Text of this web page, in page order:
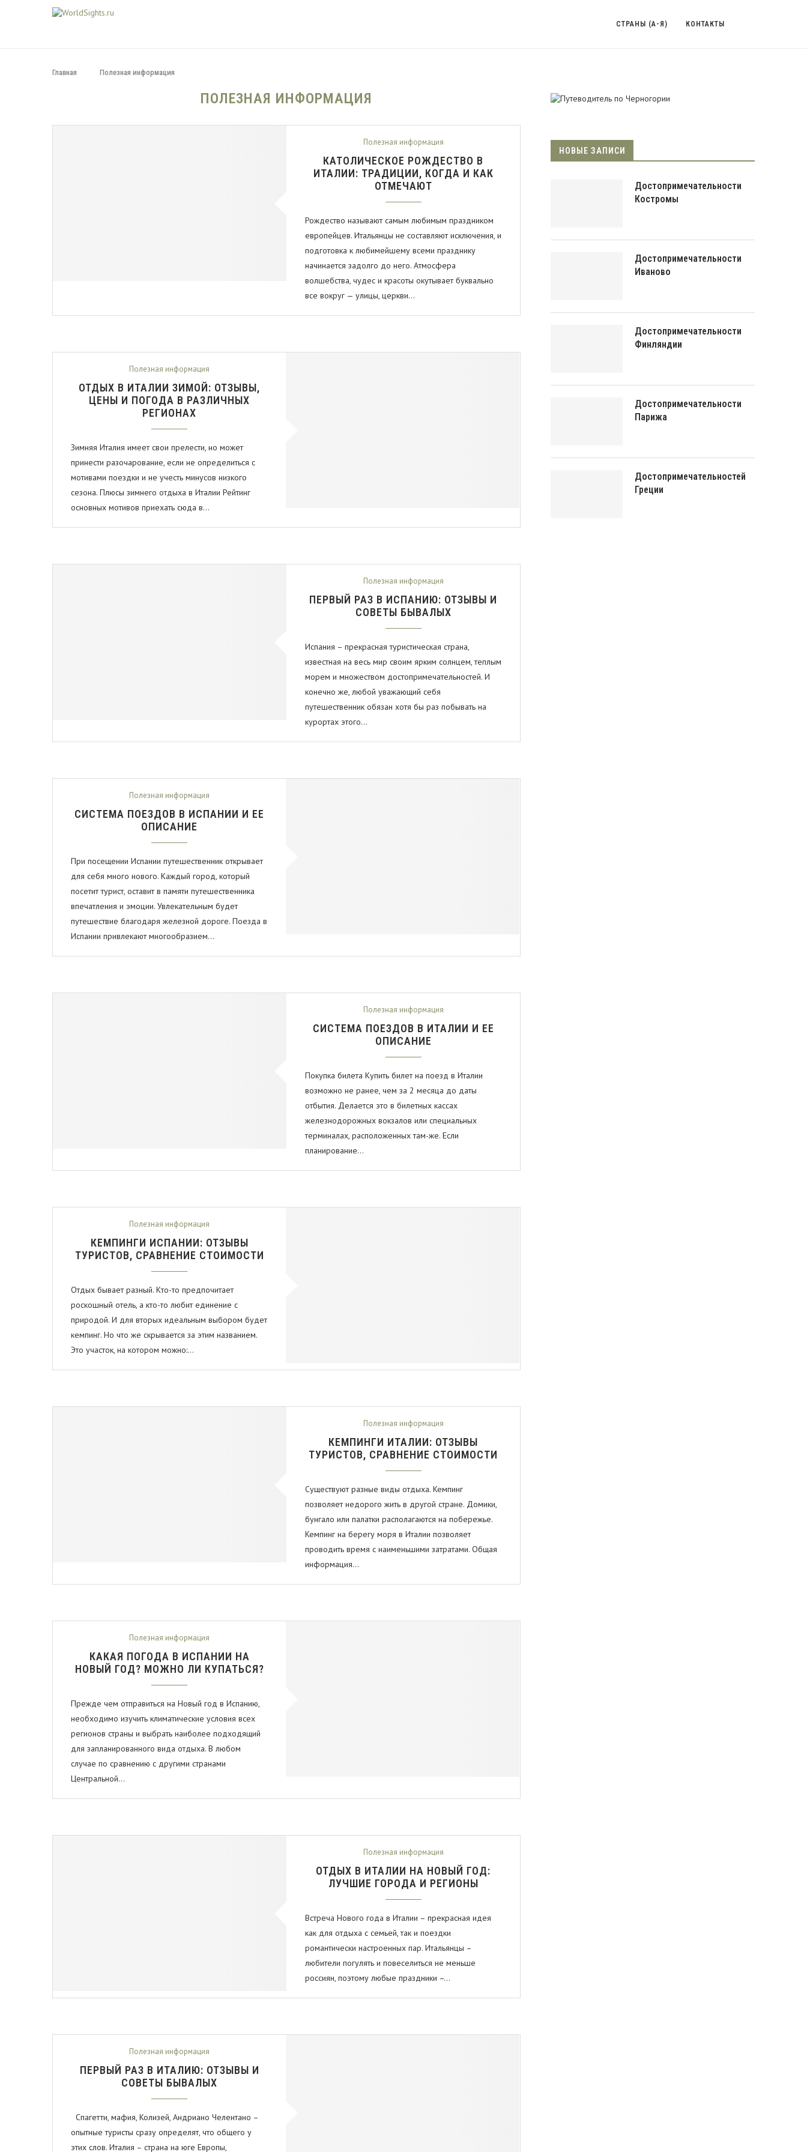
СТРАНЫ (А-Я) КОНТАКТЫ
Главная Полезная информация
ПОЛЕЗНАЯ ИНФОРМАЦИЯ
Полезная информация
КАТОЛИЧЕСКОЕ РОЖДЕСТВО В
ИТАЛИИ: ТРАДИЦИИ, КОГДА И КАК
ОТМЕЧАЮТ
Рождество называют самым любимым праздником
европейцев. Итальянцы не составляют исключения, и
подготовка к любимейшему всеми празднику
начинается задолго до него. Атмосфера
волшебства, чудес и красоты окутывает буквально
все вокруг — улицы, церкви…
Полезная информация
ОТДЫХ В ИТАЛИИ ЗИМОЙ: ОТЗЫВЫ,
ЦЕНЫ И ПОГОДА В РАЗЛИЧНЫХ
РЕГИОНАХ
Зимняя Италия имеет свои прелести, но может
принести разочарование, если не определиться с
мотивами поездки и не учесть минусов низкого
сезона. Плюсы зимнего отдыха в Италии Рейтинг
основных мотивов приехать сюда в…
Полезная информация
ПЕРВЫЙ РАЗ В ИСПАНИЮ: ОТЗЫВЫ И
СОВЕТЫ БЫВАЛЫХ
Испания – прекрасная туристическая страна,
известная на весь мир своим ярким солнцем, теплым
морем и множеством достопримечательностей. И
конечно же, любой уважающий себя
путешественник обязан хотя бы раз побывать на
курортах этого…
Полезная информация
СИСТЕМА ПОЕЗДОВ В ИСПАНИИ И ЕЕ
ОПИСАНИЕ
При посещении Испании путешественник открывает
для себя много нового. Каждый город, который
посетит турист, оставит в памяти путешественника
впечатления и эмоции. Увлекательным будет
путешествие благодаря железной дороге. Поезда в
Испании привлекают многообразием…
Полезная информация
СИСТЕМА ПОЕЗДОВ В ИТАЛИИ И ЕЕ
ОПИСАНИЕ
Покупка билета Купить билет на поезд в Италии
возможно не ранее, чем за 2 месяца до даты
отбытия. Делается это в билетных кассах
железнодорожных вокзалов или специальных
терминалах, расположенных там-же. Если
планирование…
Полезная информация
КЕМПИНГИ ИСПАНИИ: ОТЗЫВЫ
ТУРИСТОВ, СРАВНЕНИЕ СТОИМОСТИ
Отдых бывает разный. Кто-то предпочитает
роскошный отель, а кто-то любит единение с
природой. И для вторых идеальным выбором будет
кемпинг. Но что же скрывается за этим названием.
Это участок, на котором можно:…
Полезная информация
КЕМПИНГИ ИТАЛИИ: ОТЗЫВЫ
ТУРИСТОВ, СРАВНЕНИЕ СТОИМОСТИ
Существуют разные виды отдыха. Кемпинг
позволяет недорого жить в другой стране. Домики,
бунгало или палатки располагаются на побережье.
Кемпинг на берегу моря в Италии позволяет
проводить время с наименьшими затратами. Общая
информация…
Полезная информация
КАКАЯ ПОГОДА В ИСПАНИИ НА
НОВЫЙ ГОД? МОЖНО ЛИ КУПАТЬСЯ?
Прежде чем отправиться на Новый год в Испанию,
необходимо изучить климатические условия всех
регионов страны и выбрать наиболее подходящий
для запланированного вида отдыха. В любом
случае по сравнению с другими странами
Центральной…
Полезная информация
ОТДЫХ В ИТАЛИИ НА НОВЫЙ ГОД:
ЛУЧШИЕ ГОРОДА И РЕГИОНЫ
Встреча Нового года в Италии – прекрасная идея
как для отдыха с семьей, так и поездки
романтически настроенных пар. Итальянцы –
любители погулять и повеселиться не меньше
россиян, поэтому любые праздники –…
Полезная информация
ПЕРВЫЙ РАЗ В ИТАЛИЮ: ОТЗЫВЫ И
СОВЕТЫ БЫВАЛЫХ
Спагетти, мафия, Колизей, Андриано Челентано –
опытные туристы сразу определят, что общего у
этих слов. Италия – страна на юге Европы,
НОВЫЕ ЗАПИСИ
Достопримечательности
Костромы
Достопримечательности
Иваново
Достопримечательности
Финляндии
Достопримечательности
Парижа
Достопримечательностей
Греции